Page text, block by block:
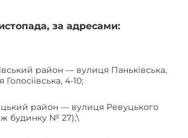
за адресами:
район — вулиця Паньківська,
Голосіївська, 4-10;
район — вулиця Ревуцького
будинку № 27);\